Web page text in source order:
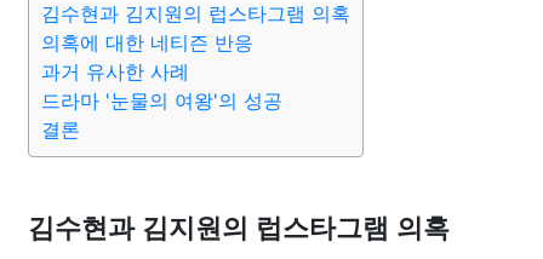
김수현과 김지원의 럽스타그램 의혹
의혹에 대한 네티즌 반응
과거 유사한 사례
드라마 '눈물의 여왕'의 성공
결론
김수현과 김지원의 럽스타그램 의혹